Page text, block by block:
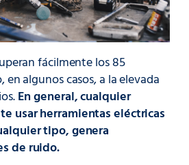
fácilmente los 85
algunos casos, a la elevada
En general, cualquier
usar herramientas eléctricas
tipo, genera
de ruido.